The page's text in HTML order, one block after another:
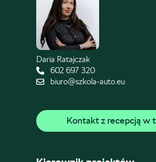
Daria Ratajczak
602 697 320
biuro@szkola-auto.eu
Kontakt z recepcją w